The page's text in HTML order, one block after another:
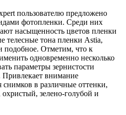
пользователю предложено
фотопленки. Среди них
насыщенность цветов пленки
телесные тона пленки Astia,
подобное. Отметим, что к
одновременно несколько
параметры зернистости
Привлекает внимание
в различные оттенки,
зелено-голубой и